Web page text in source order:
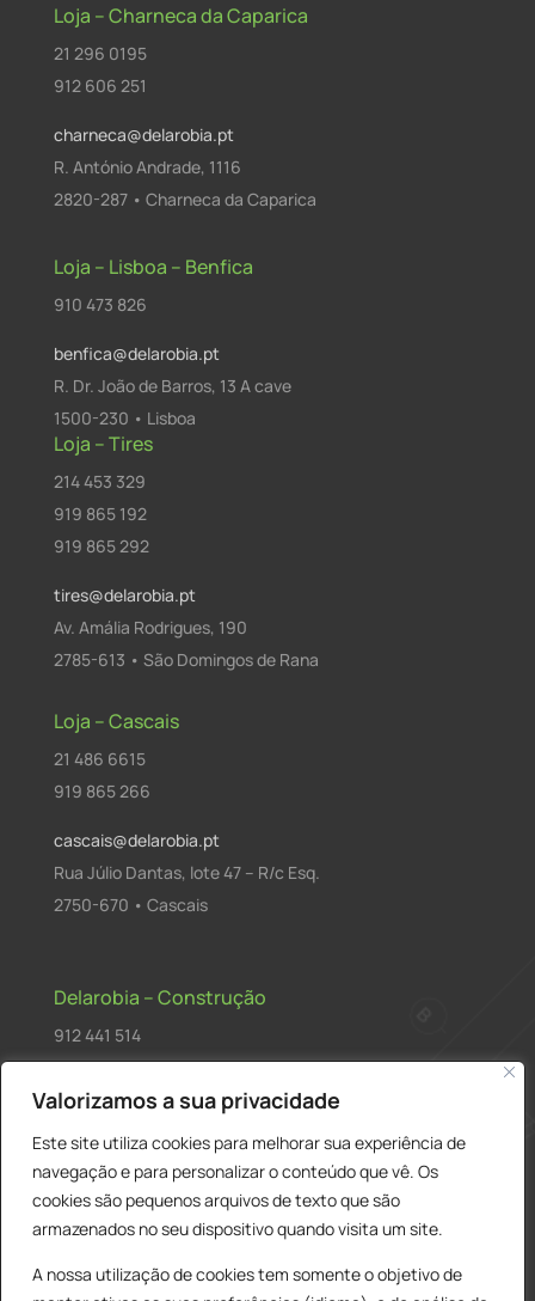
Valorizamos a sua privacidade
Este site utiliza cookies para melhorar sua experiência de
navegação e para personalizar o conteúdo que vê. Os
cookies são pequenos arquivos de texto que são
armazenados no seu dispositivo quando visita um site.
A nossa utilização de cookies tem somente o objetivo de
Loja – Charneca da Caparica
21 296 0195
912 606 251
charneca@delarobia.pt
R. António Andrade, 1116
2820-287 • Charneca da Caparica
Loja – Lisboa – Benfica
910 473 826
benfica@delarobia.pt
R. Dr. João de Barros, 13 A cave
1500-230 • Lisboa
Loja – Tires
214 453 329
919 865 192
919 865 292
tires@delarobia.pt
Av. Amália Rodrigues, 190
2785-613 • São Domingos de Rana
Loja – Cascais
21 486 6615
919 865 266
cascais@delarobia.pt
Rua Júlio Dantas, lote 47 – R/c Esq.
2750-670 • Cascais
Delarobia – Construção
912 441 514
R. António Andrade, 1171
2820-287 • Charneca de Caparica
Products
search PESQUISAR